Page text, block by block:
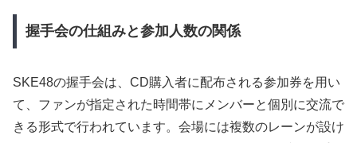
握手会の仕組みと参加人数の関係
SKE48の握手会は、CD購入者に配布される参加券を用い
て、ファンが指定された時間帯にメンバーと個別に交流で
きる形式で行われています。会場には複数のレーンが設け